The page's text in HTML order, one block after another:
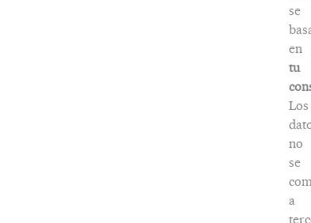
se
en
tu
Los
no
se
a